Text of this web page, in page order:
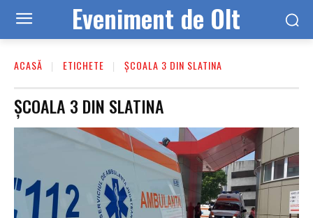
Eveniment de Olt
ACASĂ ETICHETE ȘCOALA 3 DIN SLATINA
ȘCOALA 3 DIN SLATINA